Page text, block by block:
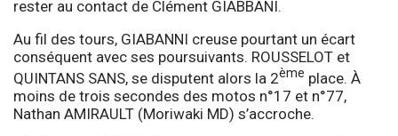
rester au contact de Clément GIABBANI.
Au fil des tours, GIABANNI creuse pourtant un écart
conséquent avec ses poursuivants. ROUSSELOT et
QUINTANS SANS, se disputent alors la 2ème place. À
moins de trois secondes des motos n°17 et n°77,
Nathan AMIRAULT (Moriwaki MD) s’accroche.